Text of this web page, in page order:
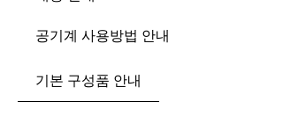
공기계 사용방법 안내
기본 구성품 안내